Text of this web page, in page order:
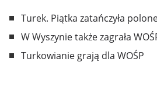
Turek. Piątka zatańczyła
W Wyszynie także zagrała
Turkowianie grają dla WOŚP